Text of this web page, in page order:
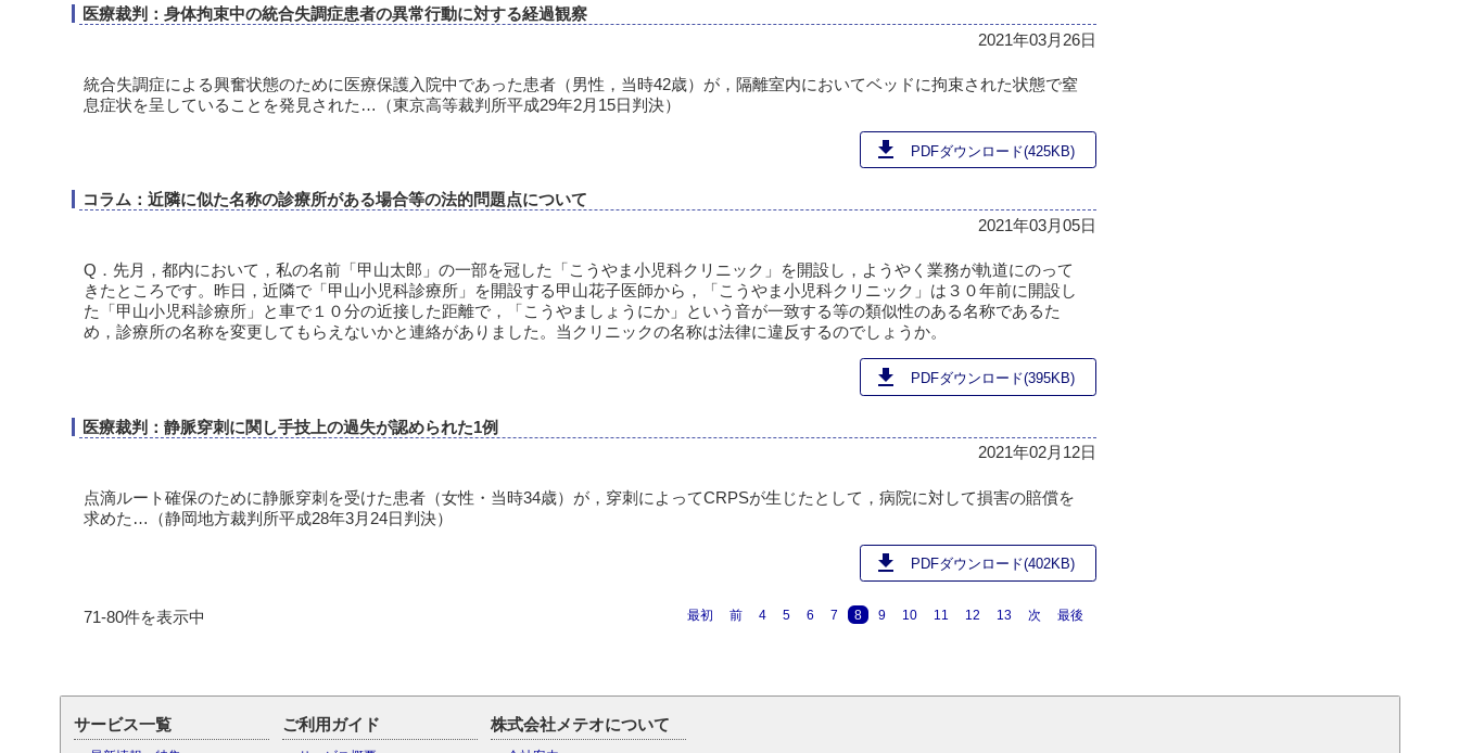
医療裁判：身体拘束中の統合失調症患者の異常行動に対する経過観察
2021年03月26日
統合失調症による興奮状態のために医療保護入院中であった患者（男性，当時42歳）が，隔離室内においてベッドに拘束された状態で窒
息症状を呈していることを発見された…（東京高等裁判所平成29年2月15日判決）
download PDFダウンロード(425KB)
コラム：近隣に似た名称の診療所がある場合等の法的問題点について
2021年03月05日
Q．先月，都内において，私の名前「甲山太郎」の一部を冠した「こうやま小児科クリニック」を開設し，ようやく業務が軌道にのって
きたところです。昨日，近隣で「甲山小児科診療所」を開設する甲山花子医師から，「こうやま小児科クリニック」は３０年前に開設し
た「甲山小児科診療所」と車で１０分の近接した距離で，「こうやましょうにか」という音が一致する等の類似性のある名称であるた
め，診療所の名称を変更してもらえないかと連絡がありました。当クリニックの名称は法律に違反するのでしょうか。
download PDFダウンロード(395KB)
医療裁判：静脈穿刺に関し手技上の過失が認められた1例
2021年02月12日
点滴ルート確保のために静脈穿刺を受けた患者（女性・当時34歳）が，穿刺によってCRPSが生じたとして，病院に対して損害の賠償を
求めた…（静岡地方裁判所平成28年3月24日判決）
download PDFダウンロード(402KB)
71-80件を表示中 最初 前 4 5 6 7 8 9 10 11 12 13 次 最後
サービス一覧 ご利用ガイド 株式会社メテオについて